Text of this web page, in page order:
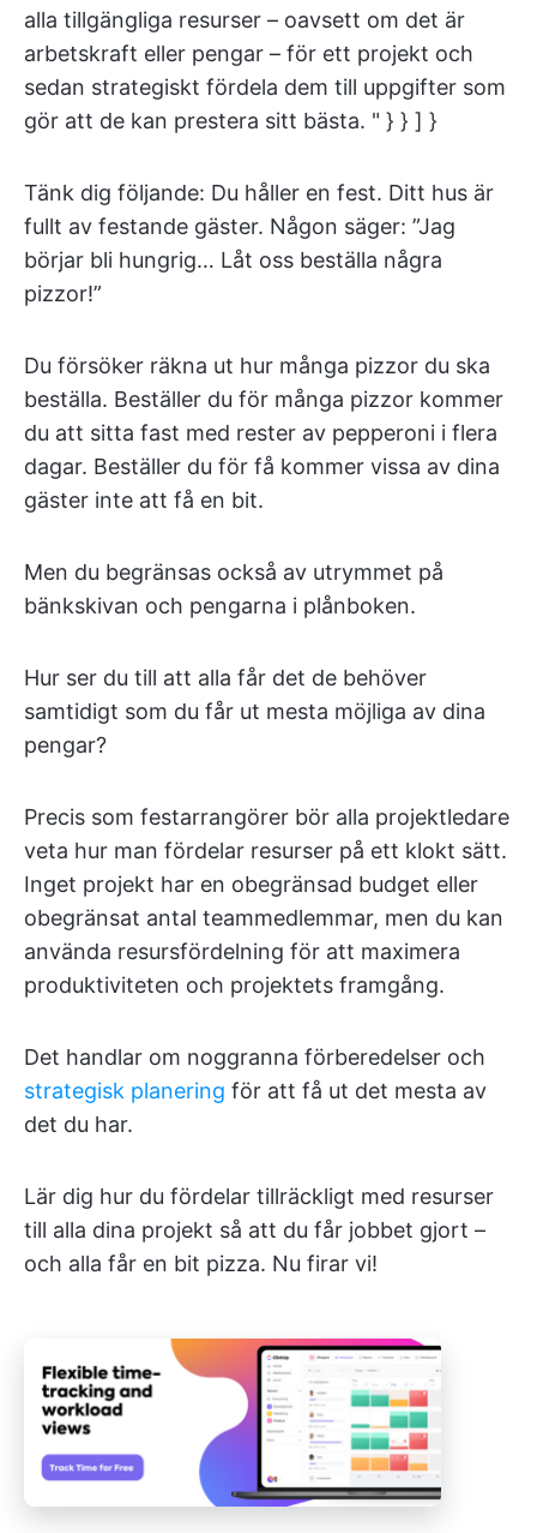
alla tillgängliga resurser – oavsett om det är
arbetskraft eller pengar – för ett projekt och
sedan strategiskt fördela dem till uppgifter som
gör att de kan prestera sitt bästa. " } } ] }
Tänk dig följande: Du håller en fest. Ditt hus är
fullt av festande gäster. Någon säger: ”Jag
börjar bli hungrig… Låt oss beställa några
pizzor!”
Du försöker räkna ut hur många pizzor du ska
beställa. Beställer du för många pizzor kommer
du att sitta fast med rester av pepperoni i flera
dagar. Beställer du för få kommer vissa av dina
gäster inte att få en bit.
Men du begränsas också av utrymmet på
bänkskivan och pengarna i plånboken.
Hur ser du till att alla får det de behöver
samtidigt som du får ut mesta möjliga av dina
pengar?
Precis som festarrangörer bör alla projektledare
veta hur man fördelar resurser på ett klokt sätt.
Inget projekt har en obegränsad budget eller
obegränsat antal teammedlemmar, men du kan
använda resursfördelning för att maximera
produktiviteten och projektets framgång.
Det handlar om noggranna förberedelser och
strategisk planering för att få ut det mesta av
det du har.
Lär dig hur du fördelar tillräckligt med resurser
till alla dina projekt så att du får jobbet gjort –
och alla får en bit pizza. Nu firar vi!